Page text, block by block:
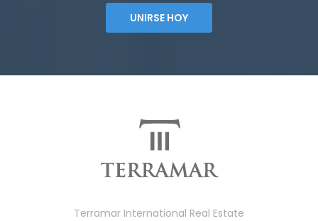
UNIRSE HOY
Terramar International Real Estate